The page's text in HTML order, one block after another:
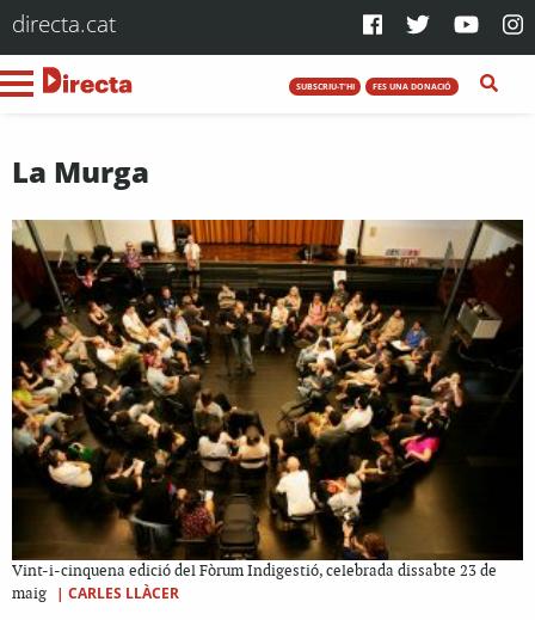
directa.cat
SUBSCRIU-T'HI FES UNA DONACIÓ
La Murga
Vint-i-cinquena edició del Fòrum Indigestió, celebrada dissabte 23 de
maig
| CARLES LLÀCER